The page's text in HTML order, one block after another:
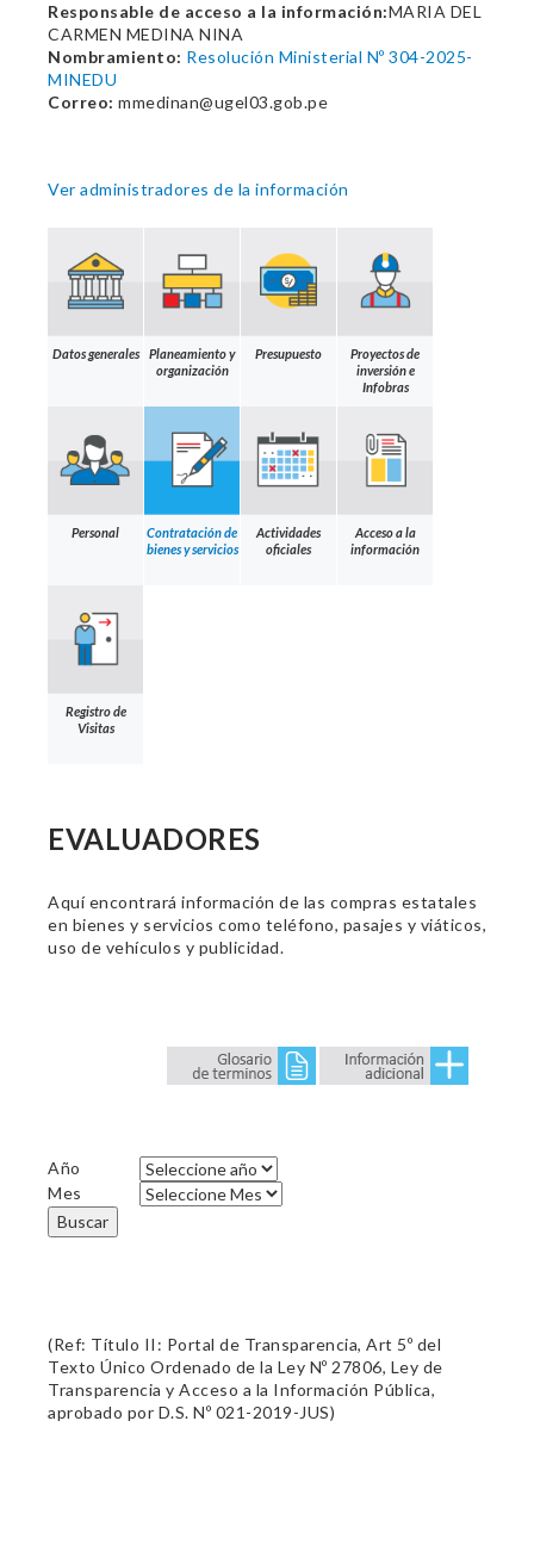
Responsable de acceso a la información:MARIA DEL
CARMEN MEDINA NINA
Nombramiento: Resolución Ministerial Nº 304-2025-
MINEDU
Correo: mmedinan@ugel03.gob.pe
Ver administradores de la información
Datos generales
Planeamiento y
organización
Presupuesto
Proyectos de
inversión e
Infobras
Personal
Contratación de
bienes y servicios
Actividades
oficiales
Acceso a la
información
Registro de
Visitas
EVALUADORES
Aquí encontrará información de las compras estatales
en bienes y servicios como teléfono, pasajes y viáticos,
uso de vehículos y publicidad.
Año
Mes
Buscar
(Ref: Título II: Portal de Transparencia, Art 5º del
Texto Único Ordenado de la Ley Nº 27806, Ley de
Transparencia y Acceso a la Información Pública,
aprobado por D.S. Nº 021-2019-JUS)